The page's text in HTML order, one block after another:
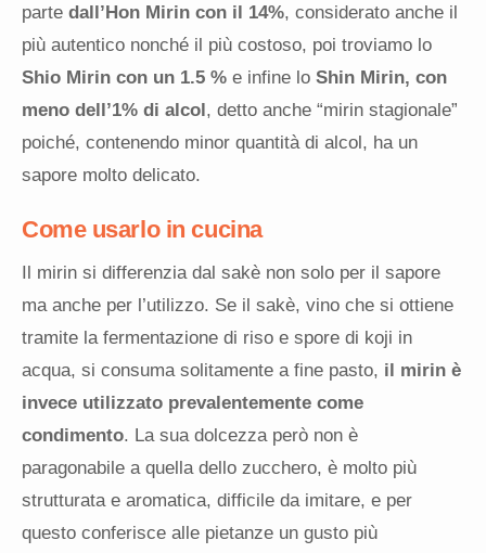
parte dall’Hon Mirin con il 14%, considerato anche il
più autentico nonché il più costoso, poi troviamo lo
Shio Mirin con un 1.5 % e infine lo Shin Mirin, con
meno dell’1% di alcol, detto anche “mirin stagionale”
poiché, contenendo minor quantità di alcol, ha un
sapore molto delicato.
Come usarlo in cucina
Il mirin si differenzia dal sakè non solo per il sapore
ma anche per l’utilizzo. Se il sakè, vino che si ottiene
tramite la fermentazione di riso e spore di koji in
acqua, si consuma solitamente a fine pasto, il mirin è
invece utilizzato prevalentemente come
condimento. La sua dolcezza però non è
paragonabile a quella dello zucchero, è molto più
strutturata e aromatica, difficile da imitare, e per
questo conferisce alle pietanze un gusto più